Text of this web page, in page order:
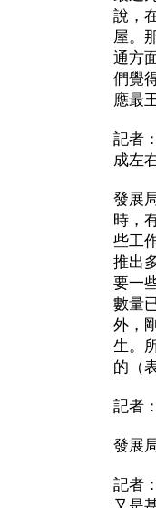
說，
屋。
通方
們覺
應最
記者
成左
發展
時，
些工
推出
要一
數量
外，
生。
的（
記者
發展
記者